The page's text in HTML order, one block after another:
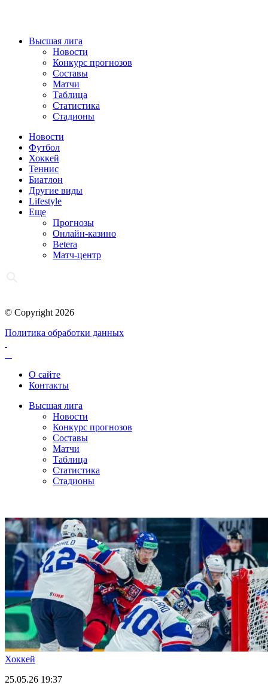
Высшая лига
Новости
Конкурс прогнозов
Составы
Матчи
Таблица
Статистика
Стадионы
Новости
Футбол
Хоккей
Теннис
Биатлон
Другие виды
Lifestyle
Еще
Прогнозы
Онлайн-казино
Betera
Матч-центр
© Copyright 2026
Политика обработки данных
О сайте
Контакты
Высшая лига
Новости
Конкурс прогнозов
Составы
Матчи
Таблица
Статистика
Стадионы
Хоккей
25.05.26 19:37